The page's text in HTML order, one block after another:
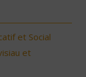
et Social
et